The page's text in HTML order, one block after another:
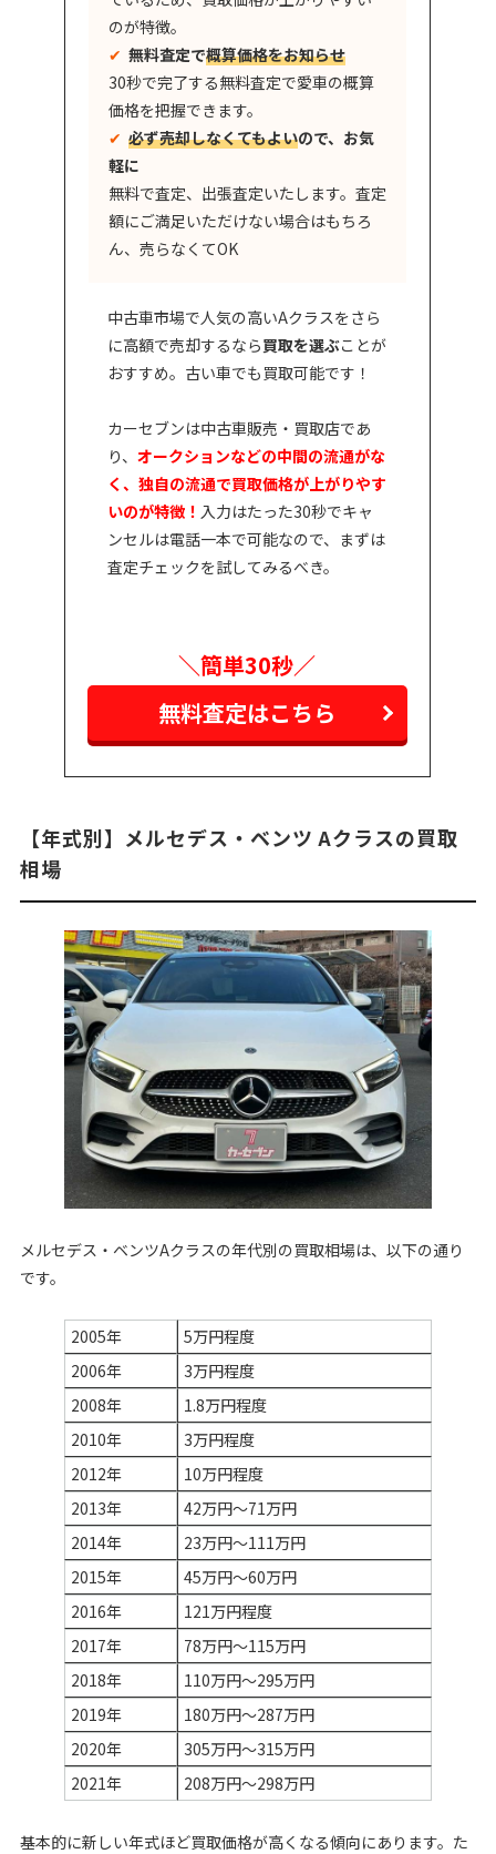
のが特徴。
✔︎ 無料査定で概算価格をお知らせ
30秒で完了する無料査定で愛車の概算
価格を把握できます。
✔︎ 必ず売却しなくてもよいので、お気
軽に
無料で査定、出張査定いたします。査定
額にご満足いただけない場合はもちろ
ん、売らなくてOK
中古車市場で人気の高いAクラスをさら
に高額で売却するなら買取を選ぶことが
おすすめ。古い車でも買取可能です！
カーセブンは中古車販売・買取店であ
り、 オークションなどの中間の流通がな
く、独自の流通で買取価格が上がりやす
いのが特徴！ 入力はたった30秒でキャ
ンセルは電話一本で可能なので、まずは
査定チェックを試してみるべき。
＼簡単30秒／
無料査定はこちら
【年式別】メルセデス・ベンツ Aクラスの買取
相場
メルセデス・ベンツAクラスの年代別の買取相場は、以下の通り
です。
2005年
5万円程度
2006年
3万円程度
2008年
1.8万円程度
2010年
3万円程度
2012年
10万円程度
2013年
42万円～71万円
2014年
23万円～111万円
2015年
45万円～60万円
2016年
121万円程度
2017年
78万円～115万円
2018年
110万円～295万円
2019年
180万円～287万円
2020年
305万円～315万円
2021年
208万円～298万円
基本的に新しい年式ほど買取価格が高くなる傾向にあります。た